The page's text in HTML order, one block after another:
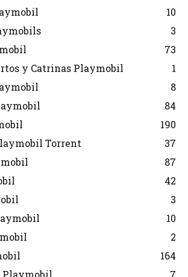
10
3
73
y Catrinas Playmobil
1
8
84
190
Torrent
37
87
42
3
10
2
164
Playmobil
7